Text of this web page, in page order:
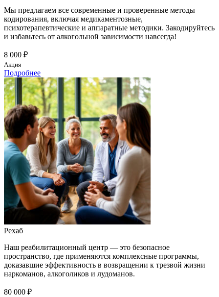
Мы предлагаем все современные и проверенные методы
кодирования, включая медикаментозные,
психотерапевтические и аппаратные методики. Закодируйтесь
и избавьтесь от алкогольной зависимости навсегда!
8 000 ₽
Акция
Подробнее
Рехаб
Наш реабилитационный центр — это безопасное
пространство, где применяются комплексные программы,
доказавшие эффективность в возвращении к трезвой жизни
наркоманов, алкоголиков и лудоманов.
80 000 ₽